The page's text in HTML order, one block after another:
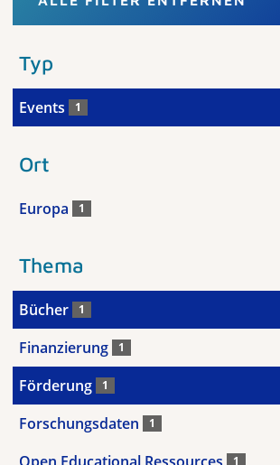
Typ
Events 1
Ort
Europa 1
Thema
Bücher 1
Finanzierung 1
Förderung 1
Forschungsdaten 1
1